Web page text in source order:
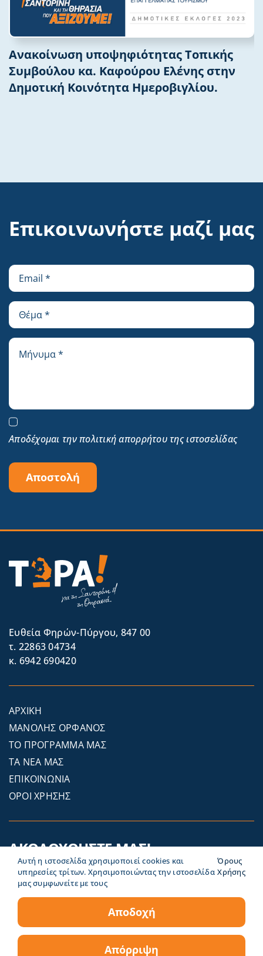
Ανακοίνωση υποψηφιότητας Τοπικής
Συμβούλου κα. Καφούρου Ελένης στην
Δημοτική Κοινότητα Ημεροβιγλίου.
Επικοινωνήστε μαζί μας
Αποδέχομαι την πολιτική απορρήτου της ιστοσελίδας
Αποστολή
Eυθεία Φηρών-Πύργου, 847 00
τ. 22863 04734
κ. 6942 690420
ΑΡΧΙΚΗ
ΜΑΝΟΛΗΣ ΟΡΦΑΝΟΣ
ΤΟ ΠΡΟΓΡΑΜΜΑ ΜΑΣ
ΤΑ ΝΕΑ ΜΑΣ
ΕΠΙΚΟΙΝΩΝΙΑ
ΟΡΟΙ ΧΡΗΣΗΣ
ΑΚΟΛΟΥΘΗΣΤΕ ΜΑΣ!
Αυτή η ιστοσελίδα χρησιμοποιεί cookies και
υπηρεσίες τρίτων. Χρησιμοποιώντας την ιστοσελίδα
μας συμφωνείτε με τους
Όρους
Χρήσης
Αποδοχή
Απόρριψη